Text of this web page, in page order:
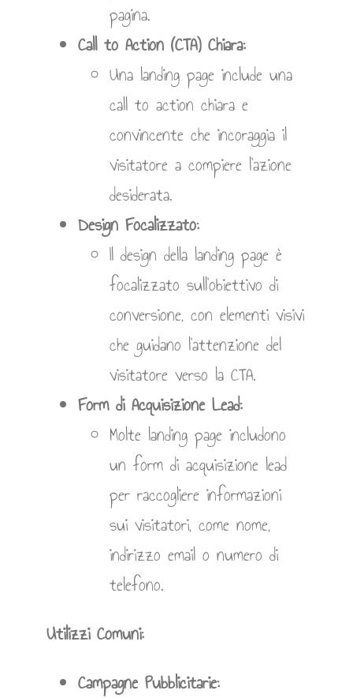
pagina.
Call to Action (CTA) Chiara:
Una landing page include una
call to action chiara e
convincente che incoraggia il
visitatore a compiere l’azione
desiderata.
Design Focalizzato:
Il design della landing page è
focalizzato sull’obiettivo di
conversione, con elementi visivi
che guidano l’attenzione del
visitatore verso la CTA.
Form di Acquisizione Lead:
Molte landing page includono
un form di acquisizione lead
per raccogliere informazioni
sui visitatori, come nome,
indirizzo email o numero di
telefono.
Utilizzi Comuni:
Campagne Pubblicitarie: